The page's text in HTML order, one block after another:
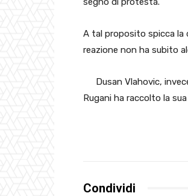
A tal proposito spicca la
reazione non ha subito
Dusan Vlahovic,
Rugani ha raccolto la
Condividi